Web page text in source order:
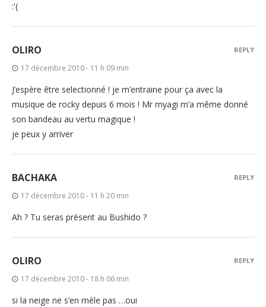
:'(
OLIRO
17 décembre 2010 - 11 h 09 min
J’espère être selectionné ! je m’entraine pour ça avec la
musique de rocky depuis 6 mois ! Mr myagi m’a même donné
son bandeau au vertu magique !
je peux y arriver
REPLY
BACHAKA
17 décembre 2010 - 11 h 20 min
Ah ? Tu seras présent au Bushido ?
REPLY
OLIRO
17 décembre 2010 - 18 h 06 min
si la neige ne s’en mèle pas …oui
REPLY